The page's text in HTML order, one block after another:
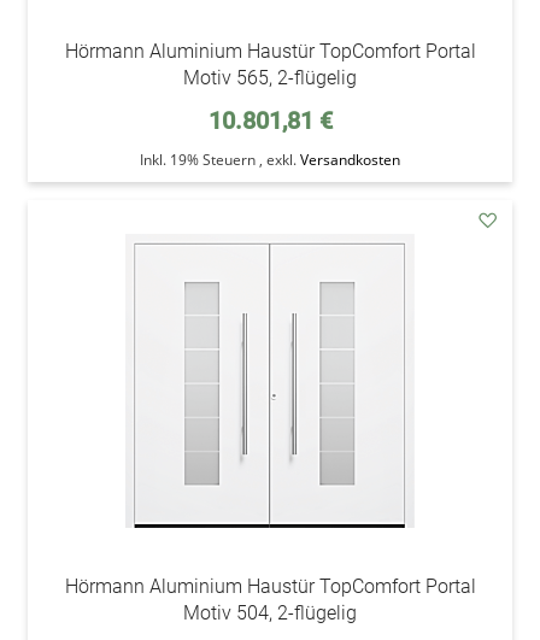
Hörmann Aluminium Haustür TopComfort Portal
Motiv 565, 2-flügelig
10.801,81 €
Inkl. 19% Steuern , exkl.Versandkosten
Hörmann Aluminium Haustür TopComfort Portal
Motiv 504, 2-flügelig